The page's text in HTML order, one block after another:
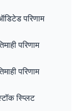
परिणाम
परिणाम
परिणाम
स्प्लिट